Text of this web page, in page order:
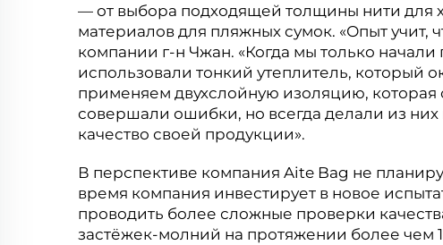
— от выбора подходящей толщины нити для
материалов для пляжных сумок. «Опыт учит,
компании г-н Чжан. «Когда мы только
использовали тонкий утеплитель, который
применяем двухслойную изоляцию, которая
совершали ошибки, но всегда делали из
качество своей продукции».
В перспективе компания Aite Bag не
время компания инвестирует в новое
проводить более сложные проверки
застёжек-молний на протяжении более чем